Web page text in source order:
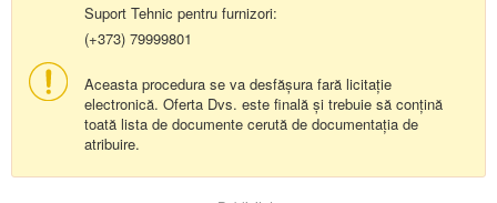
Suport Tehnic pentru furnizori:
(+373) 79999801
Aceasta procedura se va desfășura fară licitație
electronică. Oferta Dvs. este finală și trebuie să conțină
toată lista de documente cerută de documentația de
atribuire.